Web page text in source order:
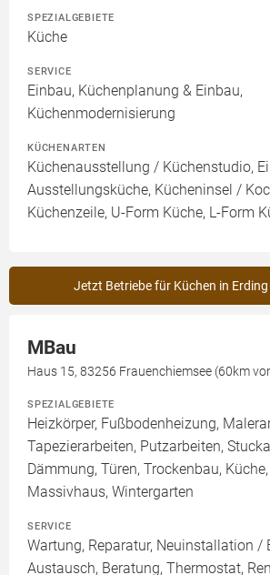
SPEZIALGEBIETE
Küche
SERVICE
Einbau, Küchenplanung & Einbau,
Küchenmodernisierung
KÜCHENARTEN
Küchenausstellung / Küchenstudio,
Ausstellungsküche, Kücheninsel /
Küchenzeile, U-Form Küche, L-Form
Jetzt Betriebe für Küchen in
MBau
Haus 15, 83256 Frauenchiemsee (60km
SPEZIALGEBIETE
Heizkörper, Fußbodenheizung,
Tapezierarbeiten, Putzarbeiten,
Dämmung, Türen, Trockenbau,
Massivhaus, Wintergarten
SERVICE
Wartung, Reparatur, Neuinstallation /
Austausch, Beratung, Thermostat,